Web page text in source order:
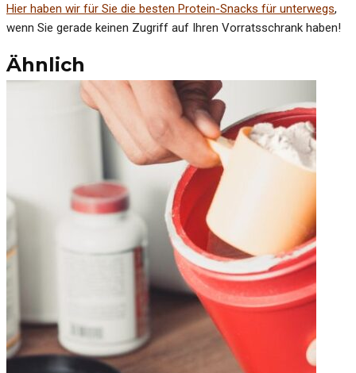
Hier haben wir für Sie die besten Protein-Snacks für unterwegs,
wenn Sie gerade keinen Zugriff auf Ihren Vorratsschrank haben!
Ähnlich